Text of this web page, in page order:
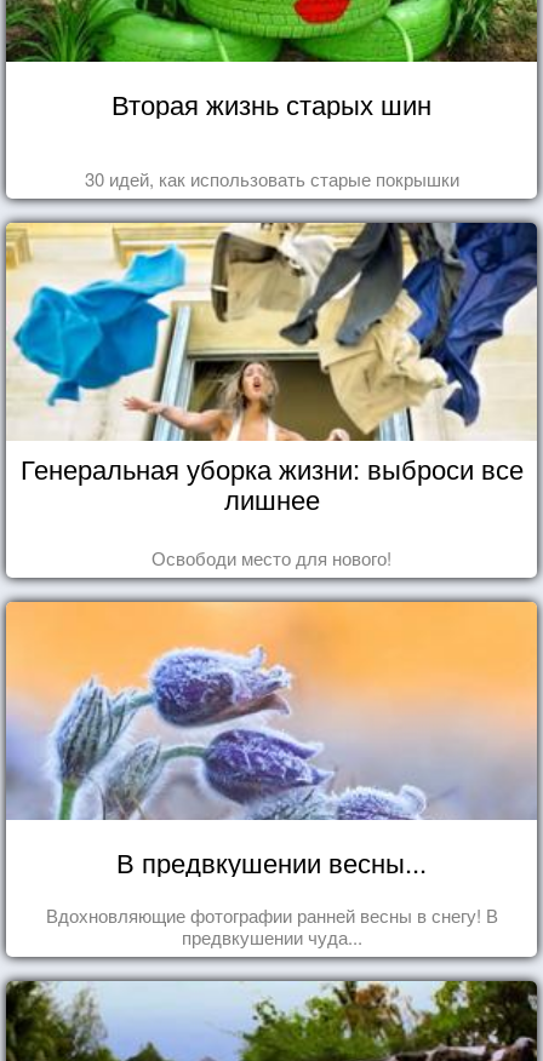
Вторая жизнь старых шин
30 идей, как использовать старые покрышки
Генеральная уборка жизни: выброси все
лишнее
Освободи место для нового!
В предвкушении весны...
Вдохновляющие фотографии ранней весны в снегу! В
предвкушении чуда...